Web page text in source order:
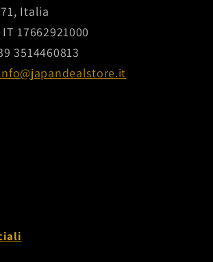
Italia
IT 17662921000
3514460813